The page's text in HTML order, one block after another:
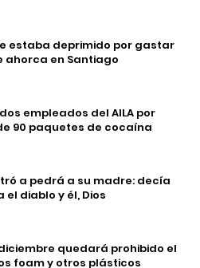
estaba deprimido por gastar
ahorca en Santiago
empleados del AILA por
90 paquetes de cocaína
a pedrá a su madre: decía
el diablo y él, Dios
quedará prohibido el
foam y otros plásticos